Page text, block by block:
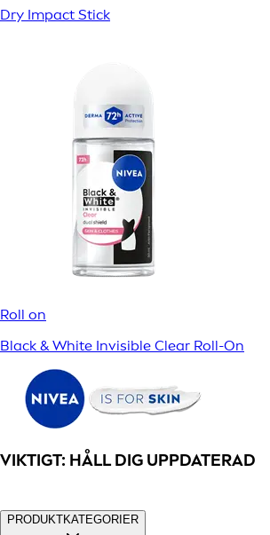
Dry Impact Stick
Roll on
Black & White Invisible Clear Roll-On
VIKTIGT: HÅLL DIG UPPDATERAD
PRODUKTKATEGORIER